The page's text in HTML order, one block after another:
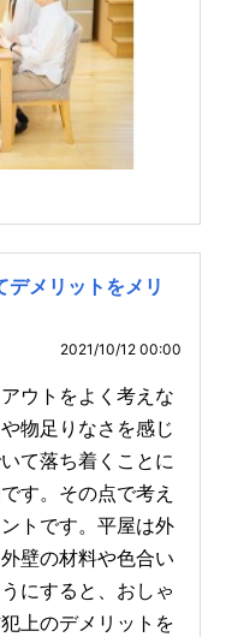
メリットをメリ
2021/10/12 00:00
ウトをよく考えな
物足りなさを感じ
て落ち着くことに
す。その点で考え
トです。平屋は外
壁の材料や色合い
にすると、おしゃ
上のデメリットを